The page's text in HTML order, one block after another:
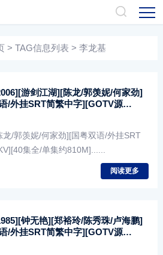
> TAG信息列表 > 李龙基
游剑江湖][陈龙/郭羡妮/何家劲]
/外挂SRT简繁中字][GOTV源
/郭羡妮/何家劲][国粤双语/外挂SRT
集全/单集约810M]......
阅读更多
钟无艳][郑裕玲/陈秀珠/卢海鹏]
/外挂SRT简繁中字][GOTV源